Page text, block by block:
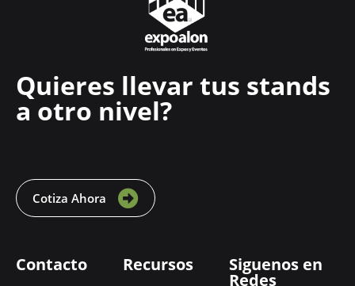
Quieres llevar tus stands
a otro nivel?
Cotiza Ahora
Contacto Recursos Siguenos en
Redes